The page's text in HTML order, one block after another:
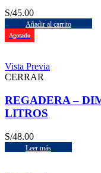
S/45.00
Añadir al carrito
Agotado
Vista Previa
CERRAR
REGADERA –
LITROS
S/48.00
Leer más